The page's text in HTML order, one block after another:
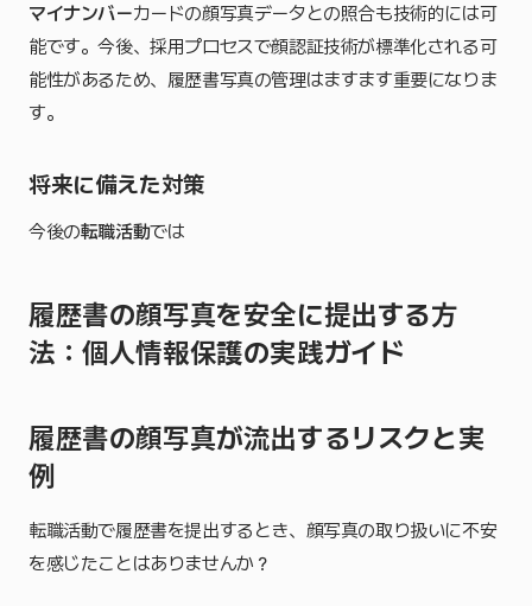
マイナンバーカードの顔写真データとの照合も技術的には可
能です。今後、採用プロセスで顔認証技術が標準化される可
能性があるため、履歴書写真の管理はますます重要になりま
す。
将来に備えた対策
今後の転職活動では
履歴書の顔写真を安全に提出する方
法：個人情報保護の実践ガイド
履歴書の顔写真が流出するリスクと実
例
転職活動で履歴書を提出するとき、顔写真の取り扱いに不安
を感じたことはありませんか？